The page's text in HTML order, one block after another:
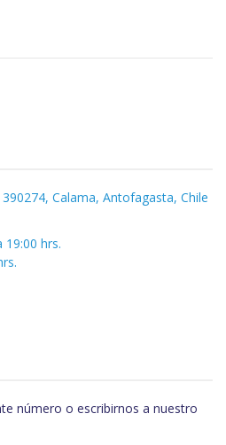
Calama, Antofagasta, Chile
19:00 hrs.
número o escribirnos a nuestro